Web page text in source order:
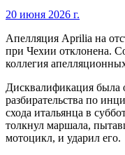
20 июня 2026 г.
Апелляция Aprilia на
при Чехии отклонена.
коллегия
Дисквалификация была
разбирательства по
схода итальянца в
толкнул маршала,
мотоцикл, и ударил его.